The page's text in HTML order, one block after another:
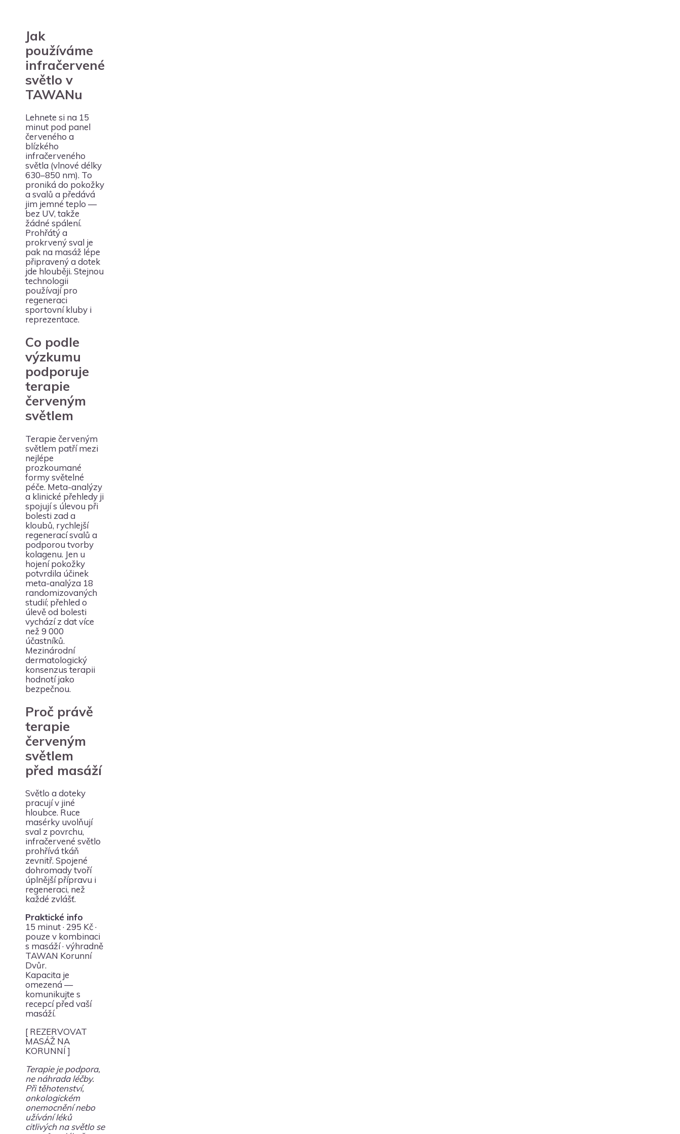
Jak
používáme
infračervené
světlo v
TAWANu
Lehnete si na 15
minut pod panel
červeného a
blízkého
infračerveného
světla (vlnové délky
630–850 nm). To
proniká do pokožky
a svalů a předává
jim jemné teplo —
bez UV, takže
žádné spálení.
Prohřátý a
prokrvený sval je
pak na masáž lépe
připravený a dotek
jde hlouběji. Stejnou
technologii
používají pro
regeneraci
sportovní kluby i
reprezentace.
Co podle
výzkumu
podporuje
terapie
červeným
světlem
Terapie červeným
světlem patří mezi
nejlépe
prozkoumané
formy světelné
péče. Meta-analýzy
a klinické přehledy ji
spojují s úlevou při
bolesti zad a
kloubů, rychlejší
regenerací svalů a
podporou tvorby
kolagenu. Jen u
hojení pokožky
potvrdila účinek
meta-analýza 18
randomizovaných
studií; přehled o
úlevě od bolesti
vychází z dat více
než 9 000
účastníků.
Mezinárodní
dermatologický
konsenzus terapii
hodnotí jako
bezpečnou.
Proč právě
terapie
červeným
světlem
před masáží
Světlo a doteky
pracují v jiné
hloubce. Ruce
masérky uvolňují
sval z povrchu,
infračervené světlo
prohřívá tkáň
zevnitř. Spojené
dohromady tvoří
úplnější přípravu i
regeneraci, než
každé zvlášť.
Praktické info
15 minut · 295 Kč ·
pouze v kombinaci
s masáží · výhradně
TAWAN Korunní
Dvůr.
Kapacita je
omezená —
komunikujte s
recepcí před vaší
masáží.
[ REZERVOVAT
MASÁŽ NA
KORUNNÍ ]
Terapie je podpora,
ne náhrada léčby.
Při těhotenství,
onkologickém
onemocnění nebo
užívání léků
citlivých na světlo se